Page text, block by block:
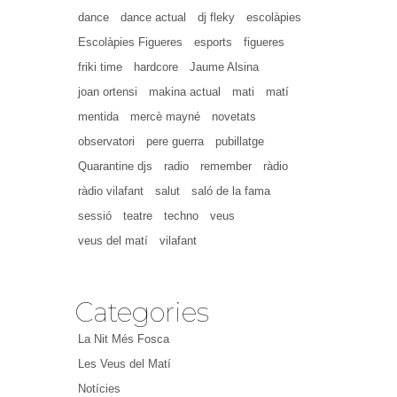
dance
dance actual dj fleky
escolàpies
Escolàpies Figueres
esports
figueres
friki time
hardcore
Jaume Alsina
joan ortensi
makina actual mati
matí
mentida
mercè mayné
novetats
observatori
pere guerra
pubillatge
Quarantine djs
radio remember
ràdio
ràdio vilafant
salut
saló de la fama
sessió
teatre techno
veus
veus del matí
vilafant
Categories
La Nit Més Fosca
Les Veus del Matí
Notícies